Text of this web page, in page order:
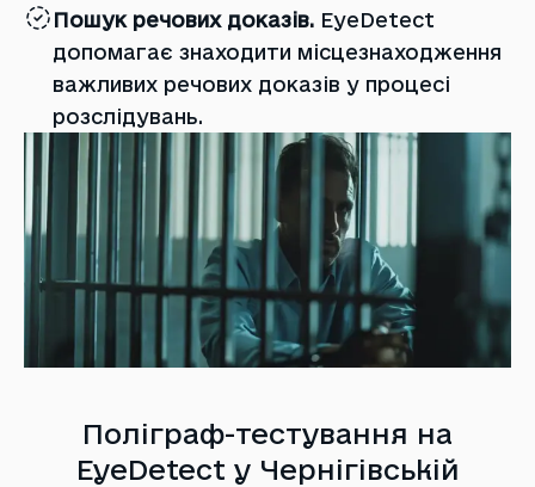
Пошук речових доказів. EyeDetect
допомагає знаходити місцезнаходження
важливих речових доказів у процесі
розслідувань.
Поліграф-тестування на
EyeDetect у Чернігівській